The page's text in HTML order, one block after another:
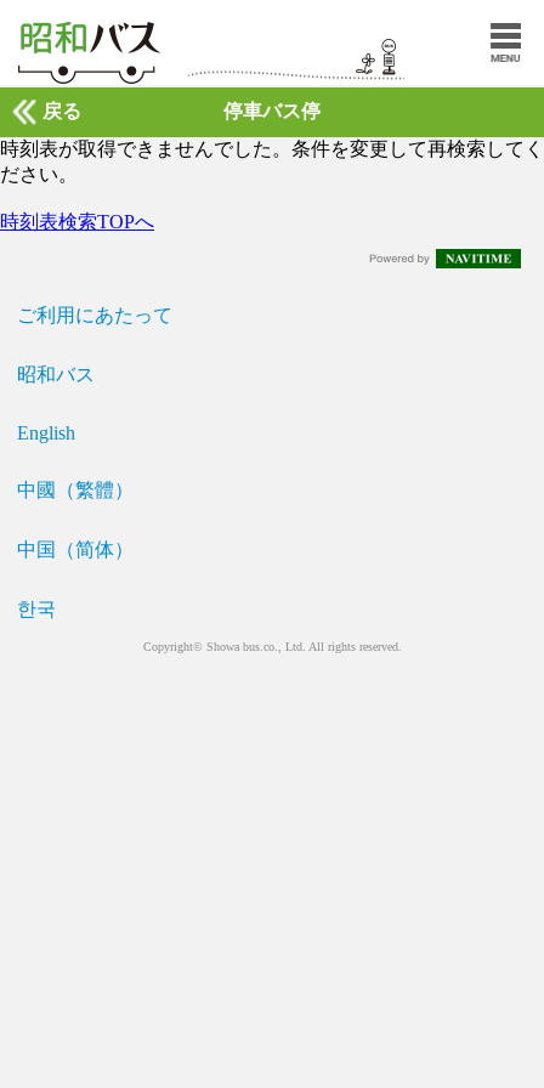
停車バス停
戻る
時刻表が取得できませんでした。条件を変更して再検索してく
ださい。
時刻表検索TOPへ
ご利用にあたって
昭和バス
English
中國（繁體）
中国（简体）
한국
Copyright© Showa bus.co., Ltd. All rights reserved.